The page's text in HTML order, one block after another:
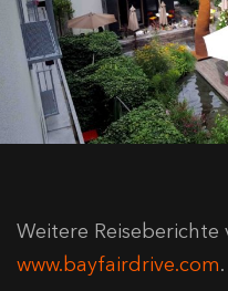
Weitere
www.bayfairdrive.com.